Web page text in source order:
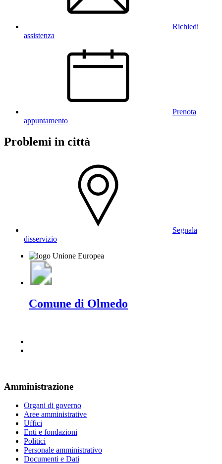
Richiedi
assistenza
Prenota
appuntamento
Problemi in città
Segnala
disservizio
Comune di Olmedo
Amministrazione
Organi di governo
Aree amministrative
Uffici
Enti e fondazioni
Politici
Personale amministrativo
Documenti e Dati